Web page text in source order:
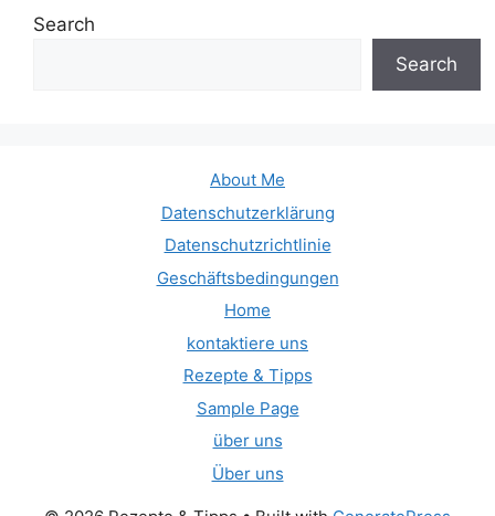
Search
Search
About Me
Datenschutzerklärung
Datenschutzrichtlinie
Geschäftsbedingungen
Home
kontaktiere uns
Rezepte & Tipps
Sample Page
über uns
Über uns